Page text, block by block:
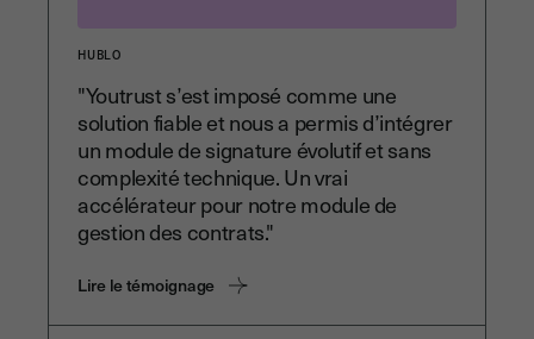
HUBLO
"Youtrust s’est imposé comme une
solution fiable et nous a permis d’intégrer
un module de signature évolutif et sans
complexité technique. Un vrai
accélérateur pour notre module de
gestion des contrats."
Lire le témoignage